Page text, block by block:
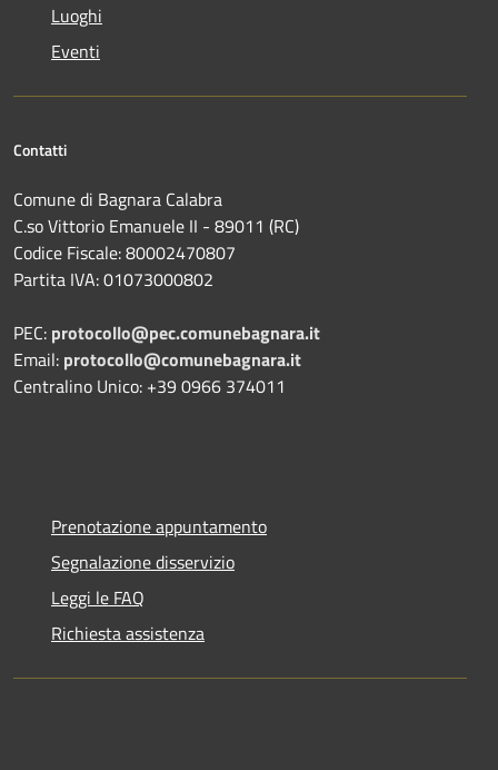
Luoghi
Eventi
Contatti
Comune di Bagnara Calabra
C.so Vittorio Emanuele II - 89011 (RC)
Codice Fiscale:80002470807
Partita IVA:01073000802
PEC: protocollo@pec.comunebagnara.it
Email: protocollo@comunebagnara.it
Centralino Unico: +39 0966 374011
Prenotazione appuntamento
Segnalazione disservizio
Leggi le FAQ
Richiesta assistenza